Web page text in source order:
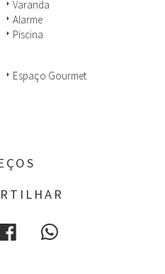
arrow_right Varanda
arrow_right Alarme
arrow_right Piscina
arrow_right Espaço Gourmet